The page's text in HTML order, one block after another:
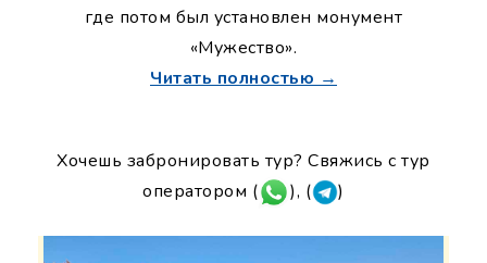
где потом был установлен монумент
«Мужество».
Читать полностью →
Хочешь забронировать тур? Свяжись с тур
оператором (
), ( )